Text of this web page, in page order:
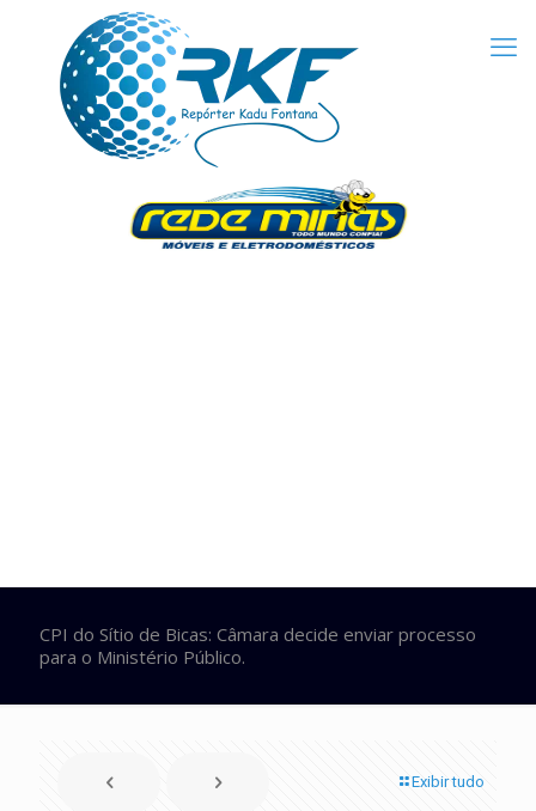
CPI do Sítio de Bicas: Câmara decide enviar processo
para o Ministério Público.
Exibir tudo